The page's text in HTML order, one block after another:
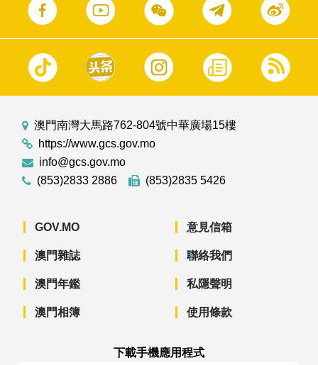
澳門南灣大馬路762-804號中華廣場15樓
https://www.gcs.gov.mo
info@gcs.gov.mo
(853)2833 2886
(853)2835 5426
GOV.MO
澳門雜誌
澳門年鑑
澳門相簿
意見信箱
聯絡我們
私隱聲明
使用條款
下載手機應用程式